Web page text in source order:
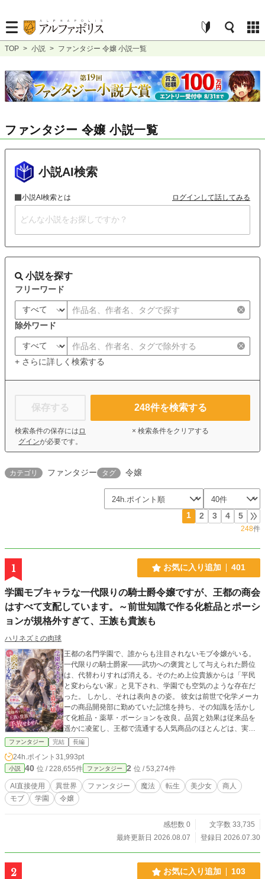
TOP > 小説 > ファンタジー 令嬢 小説一覧
ファンタジー 令嬢 小説一覧
小説AI検索
小説AI検索とは ログインして話してみる
小説を探す
フリーワード
除外ワード
+ さらに詳しく検索する
保存する
検索条件の保存には ロ
グインが必要です。
248件を検索する
× 検索条件をクリアする
カテゴリ ファンタジー タグ 令嬢
1 2 3 4 5
248件
1 お気に入り追加 401
学園モブキャラな一代限りの騎士爵令嬢ですが、王都の商会
はすべて支配しています。～前世知識で作る化粧品とポーシ
ョンが規格外すぎて、王族も貴族も
ハリネズミの肉球
王都の名門学園で、誰からも注目されないモブ令嬢がいる。
一代限りの騎士爵家――武功への褒賞として与えられた爵位
は、代替わりすれば消える。そのため上位貴族からは「平民
と変わらない家」と見下され、学園でも空気のような存在だ
った。 しかし、それは表向きの姿。 彼女は前世で化学メーカ
ーの商品開発部に勤めていた記憶を持ち、その知識を活かし
て化粧品・薬草・ポーションを改良。品質と効果は従来品を
遥かに凌駕し、王都で流通する人気商品のほとんどは、実は
彼女が裏から支配する商会連合によって生み出されていた。
王妃や王女が愛用する美容液、騎士団が常備する回復ポーシ
ョン、冒険者が命を預ける万能薬。その供給網は王都全域へ
張り巡らされ、気付けば貴族も商人も彼女なしでは立ち行か
ない。 それでも本人は「商売は裏方が一番」と学園では目立
たず静かに卒業したいだけ。 だが王太子の婚約騒動、大商会
同士の利権争い、王国経済を揺るがす流通危機が重なったこ
売"で王国を救う、一人のモブ令嬢の痛快経営ファンタジーで
寧な加筆・修正を施した作品です。
ファンタジー 完結 長編
24h.ポイント 31,993pt
小説 40 位 / 228,655件 ファンタジー 2 位 / 53,274件
AI直接使用 異世界 ファンタジー 魔法 転生 美少女
商人
モブ
学園 令嬢
感想数 0
文字数 33,735
最終更新日 2026.08.07
登録日 2026.07.30
2 お気に入り追加 103